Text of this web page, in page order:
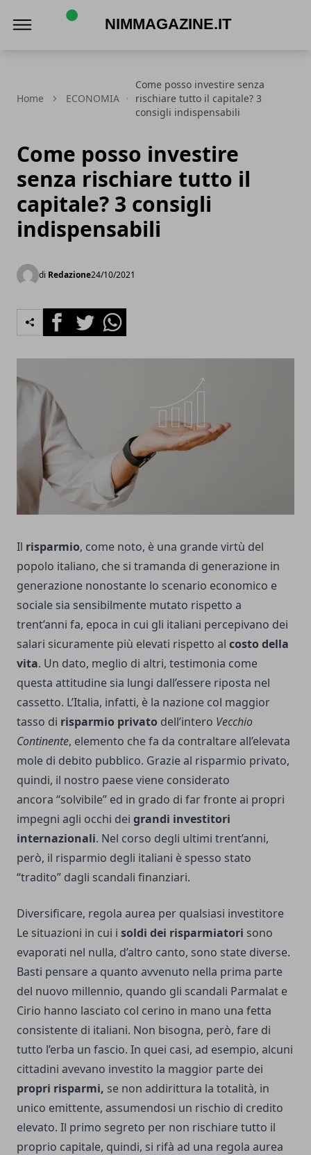
Home ECONOMIA
Come posso investire senza
rischiare tutto il capitale? 3
consigli indispensabili
Come posso investire
senza rischiare tutto il
capitale? 3 consigli
indispensabili
di Redazione24/10/2021
FacebookTwitterWhatsapp
Il risparmio, come noto, è una grande virtù del
popolo italiano, che si tramanda di generazione in
generazione nonostante lo scenario economico e
sociale sia sensibilmente mutato rispetto a
trent’anni fa, epoca in cui gli italiani percepivano dei
salari sicuramente più elevati rispetto al costo della
vita. Un dato, meglio di altri, testimonia come
questa attitudine sia lungi dall’essere riposta nel
cassetto. L’Italia, infatti, è la nazione col maggior
tasso di risparmio privato dell’intero Vecchio
Continente, elemento che fa da contraltare all’elevata
mole di debito pubblico. Grazie al risparmio privato,
quindi, il nostro paese viene considerato
ancora “solvibile” ed in grado di far fronte ai propri
impegni agli occhi dei grandi investitori
internazionali. Nel corso degli ultimi trent’anni,
però, il risparmio degli italiani è spesso stato
“tradito” dagli scandali finanziari.
Diversificare, regola aurea per qualsiasi investitore
Le situazioni in cui i soldi dei risparmiatori sono
evaporati nel nulla, d’altro canto, sono state diverse.
Basti pensare a quanto avvenuto nella prima parte
del nuovo millennio, quando gli scandali Parmalat e
Cirio hanno lasciato col cerino in mano una fetta
consistente di italiani. Non bisogna, però, fare di
tutto l’erba un fascio. In quei casi, ad esempio, alcuni
cittadini avevano investito la maggior parte dei
propri risparmi, se non addirittura la totalità, in
unico emittente, assumendosi un rischio di credito
elevato. Il primo segreto per non rischiare tutto il
proprio capitale, quindi, si rifà ad una regola aurea